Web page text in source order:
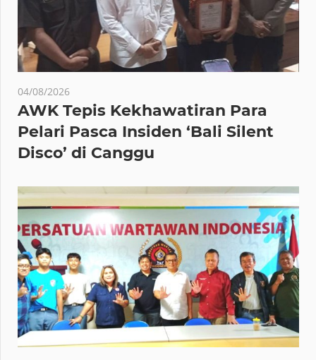
04/08/2026
AWK Tepis Kekhawatiran Para
Pelari Pasca Insiden ‘Bali Silent
Disco’ di Canggu